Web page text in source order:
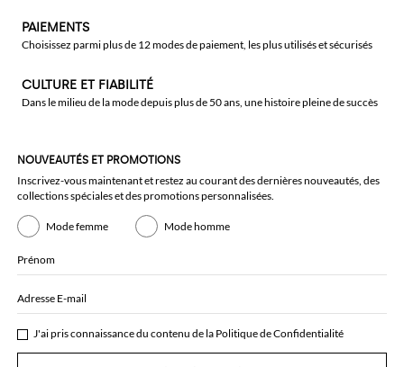
PAIEMENTS
Choisissez parmi plus de 12 modes de paiement, les plus utilisés et sécurisés
CULTURE ET FIABILITÉ
Dans le milieu de la mode depuis plus de 50 ans, une histoire pleine de succès
NOUVEAUTÉS ET PROMOTIONS
Inscrivez-vous maintenant et restez au courant des dernières nouveautés, des
collections spéciales et des promotions personnalisées.
Mode femme Mode homme
Prénom
Adresse E-mail
J'ai pris connaissance du contenu de la Politique de Confidentialité